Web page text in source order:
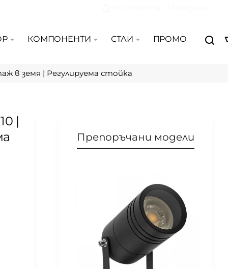
КОМПОНЕНТИ СТАИ ПРОМО
в земя | Регулируема стойка
|
Препоръчани модели